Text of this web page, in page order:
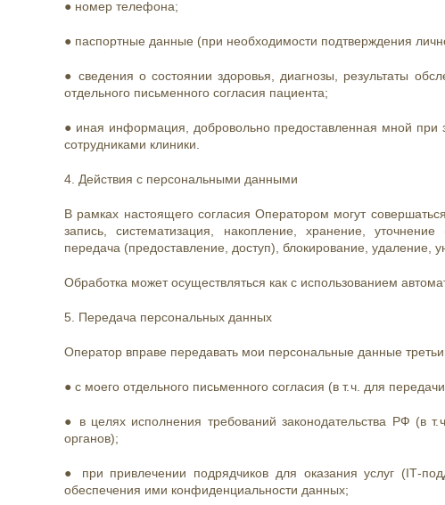
● номер телефона;
● паспортные данные (при необходимости подтверждения
● сведения о состоянии здоровья, диагнозы, результаты
отдельного письменного согласия пациента;
● иная информация, добровольно предоставленная мной
сотрудниками клиники.
4. Действия с персональными данными
В рамках настоящего согласия Оператором могут
запись, систематизация, накопление, хранение,
передача (предоставление, доступ), блокирование, удаление,
Обработка может осуществляться как с использованием
5. Передача персональных данных
Оператор вправе передавать мои персональные данные
● с моего отдельного письменного согласия (в т. ч. для
● в целях исполнения требований законодательства РФ (в
органов);
● при привлечении подрядчиков для оказания услуг
обеспечения ими конфиденциальности данных;